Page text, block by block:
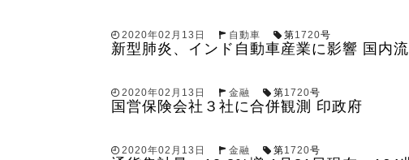
2020年02月13日 自動車 第1720号
新型肺炎、インド自動車産業に影響 国内
2020年02月13日 金融 第1720号
国営保険会社３社に合併観測 印政府
2020年02月13日 金融 第1720号